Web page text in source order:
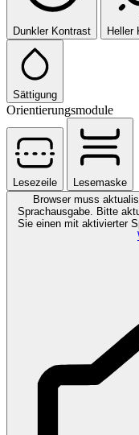
Dunkler Kontrast Heller
Sättigung
Orientierungsmodule
Lesezeile
Lesemaske
Browser muss
Sprachausgabe. Bitte
Sie einen mit aktivierter